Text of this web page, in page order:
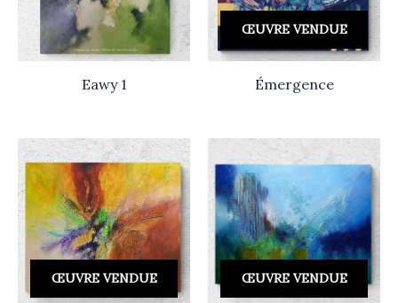
Eawy 1
ŒUVRE VENDUE
Émergence
ŒUVRE VENDUE ŒUVRE VENDUE